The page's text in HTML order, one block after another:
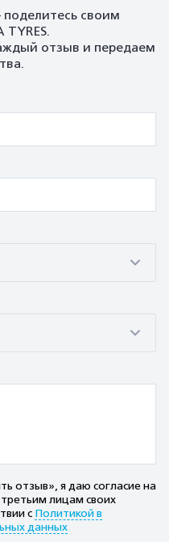
своим
отзыв и передаем
отзыв», я даю согласие на
лицам своих
с Политикой в
данных